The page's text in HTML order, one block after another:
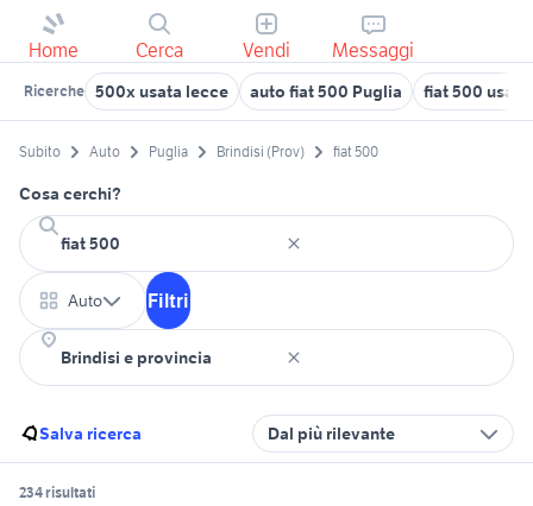
Home Cerca Vendi Messaggi
Ricerche 500x usata lecce auto fiat 500 Puglia fiat 500
Subito Auto Puglia Brindisi (Prov) fiat 500
Cosa cerchi?
Auto Filtri
Salva ricerca Dal più rilevante
234 risultati